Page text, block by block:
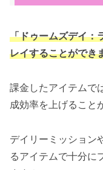
「ドゥームズデイ：
レイすることができ
課金したアイテムで
成効率を上げること
デイリーミッション
るアイテムで十分に